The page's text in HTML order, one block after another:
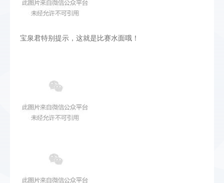
宝泉君特别提示，这就是比赛水面哦！